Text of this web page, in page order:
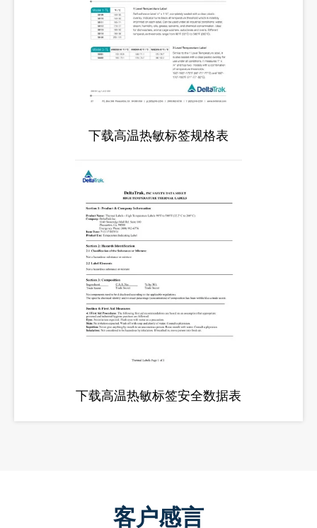
下载高温热敏标签规格表
下载高温热敏标签安全数据表
客户感言